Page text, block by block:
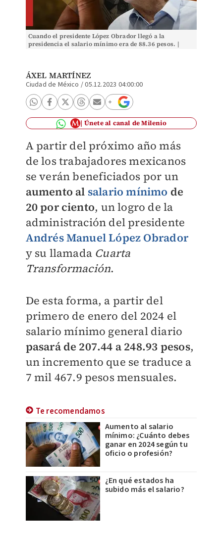
Cuando el presidente López Obrador llegó a la
presidencia el salario mínimo era de 88.36 pesos. |
ÁXEL MARTÍNEZ
Ciudad de México /05.12.2023 04:00:00
Únete al canal de Milenio
A partir del próximo año más
de los trabajadores mexicanos
se verán beneficiados por un
aumento al salario mínimo de
20 por ciento, un logro de la
administración del presidente
Andrés Manuel López Obrador
y su llamada Cuarta
Transformación.
De esta forma, a partir del
primero de enero del 2024 el
salario mínimo general diario
pasará de 207.44 a 248.93 pesos,
un incremento que se traduce a
7 mil 467.9 pesos mensuales.
Te recomendamos
Aumento al salario
mínimo: ¿Cuánto debes
ganar en 2024 según tu
oficio o profesión?
¿En qué estados ha
subido más el salario?